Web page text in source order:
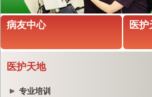
病友中心 医护
医护天地
专业培训